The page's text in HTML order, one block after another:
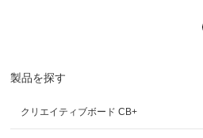
製品を探す
クリエイティブボード CB+